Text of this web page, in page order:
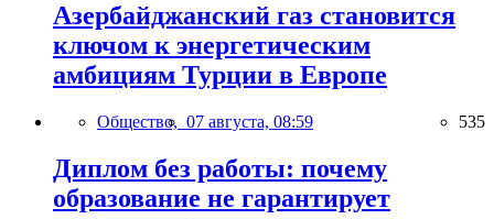
Азербайджанский газ становится
ключом к энергетическим
амбициям Турции в Европе
Общество, 07 августа, 08:59 535
Диплом без работы: почему
образование не гарантирует